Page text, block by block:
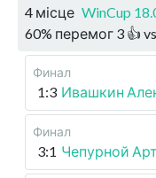
4 місце WinCup
60% перемог 3 👍 vs
Финал
1:3 Ивашкин
Финал
3:1 Чепурной